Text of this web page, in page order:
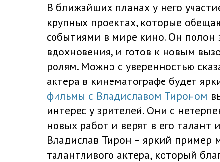
В ближайших планах у него
крупных проектах, которые
событиями в мире кино. Он полон
вдохновения, и готов к новым
ролям. Можно с уверенностью
актера в кинематографе будет
фильмы с Владиславом Тироном
интерес у зрителей. Они с
новых работ и верят в его талант
Владислав Тирон – яркий пример
талантливого актера, который